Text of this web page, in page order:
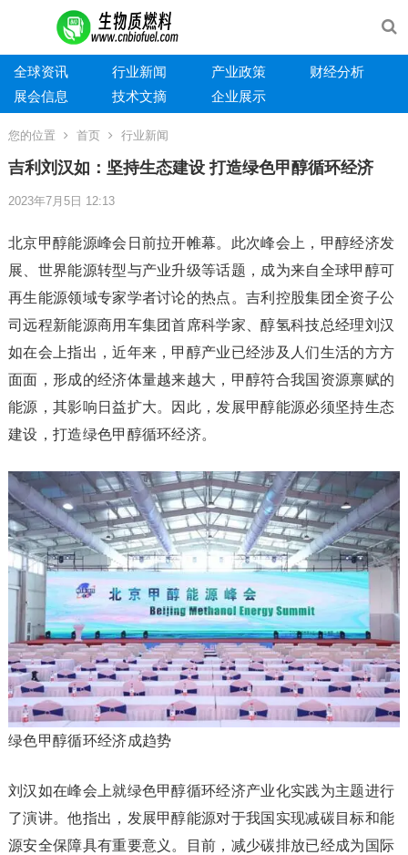
全球资讯 行业新闻 产业政策
财经分析
展会信息
技术文摘 企业展示
您的位置 首页 行业新闻
吉利刘汉如：坚持生态建设 打造绿色甲醇循环经济
2023年7月5日 12:13
北京甲醇能源峰会日前拉开帷幕。此次峰会上，甲醇经济发
展、世界能源转型与产业升级等话题，成为来自全球甲醇可
再生能源领域专家学者讨论的热点。吉利控股集团全资子公
司远程新能源商用车集团首席科学家、醇氢科技总经理刘汉
如在会上指出，近年来，甲醇产业已经涉及人们生活的方方
面面，形成的经济体量越来越大，甲醇符合我国资源禀赋的
能源，其影响日益扩大。因此，发展甲醇能源必须坚持生态
建设，打造绿色甲醇循环经济。
绿色甲醇循环经济成趋势
刘汉如在峰会上就绿色甲醇循环经济产业化实践为主题进行
了演讲。他指出，发展甲醇能源对于我国实现减碳目标和能
源安全保障具有重要意义。目前，减少碳排放已经成为国际